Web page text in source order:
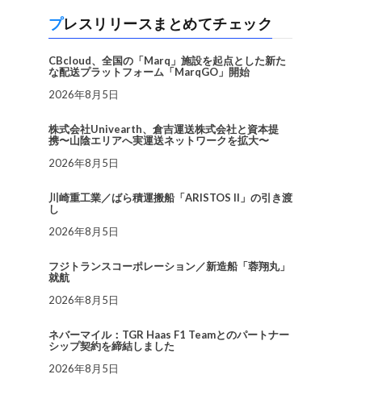
プレスリリースまとめてチェック
CBcloud、全国の「Marq」施設を起点とした新た
な配送プラットフォーム「MarqGO」開始
2026年8月5日
株式会社Univearth、倉吉運送株式会社と資本提
携〜山陰エリアへ実運送ネットワークを拡大〜
2026年8月5日
川崎重工業／ばら積運搬船「ARISTOS II」の引き渡
し
2026年8月5日
フジトランスコーポレーション／新造船「蓉翔丸」
就航
2026年8月5日
ネバーマイル：TGR Haas F1 Teamとのパートナー
シップ契約を締結しました
2026年8月5日